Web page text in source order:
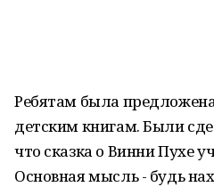
Ребятам была
детским книгам. Были
что сказка о Винни Пухе
Основная мысль - будь